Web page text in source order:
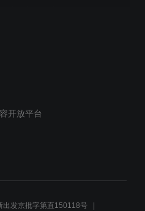
开放平台
出发京批字第直150118号